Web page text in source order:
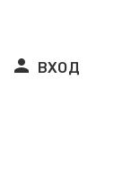
person ВХОД